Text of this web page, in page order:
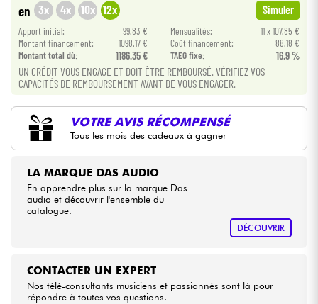
Packs
Voir nos marques
en 3x 4x 10x 12x Simuler
Apport initial: 99.83 € Mensualités:
11 x 107.85 €
Montant financement:
1098.17 € Coût financement:
88.18 €
Montant total dù:
1186.35 € TAEG fixe: 16.9 %
UN CRÉDIT VOUS ENGAGE ET DOIT ÊTRE REMBOURSÉ. VÉRIFIEZ VOS
CAPACITÉS DE REMBOURSEMENT AVANT DE VOUS ENGAGER.
VOTRE AVIS RÉCOMPENSÉ
Tous les mois des cadeaux à gagner
LA MARQUE DAS AUDIO
En apprendre plus sur la marque Das
audio et découvrir l'ensemble du
catalogue.
DÉCOUVRIR
CONTACTER UN EXPERT
Nos télé-consultants musiciens et passionnés sont là pour
répondre à toutes vos questions.